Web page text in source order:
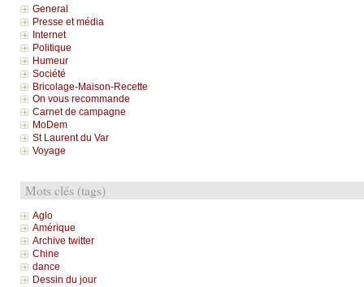
General
Presse et média
Internet
Politique
Humeur
Société
Bricolage-Maison-Recette
On vous recommande
Carnet de campagne
MoDem
St Laurent du Var
Voyage
Mots clés (tags)
Aglo
Amérique
Archive twitter
Chine
dance
Dessin du jour